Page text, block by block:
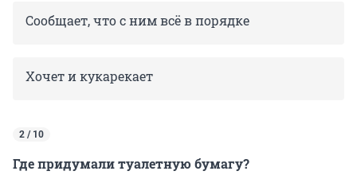
Сообщает, что с ним всё в порядке
Хочет и кукарекает
2 / 10
Где придумали туалетную бумагу?